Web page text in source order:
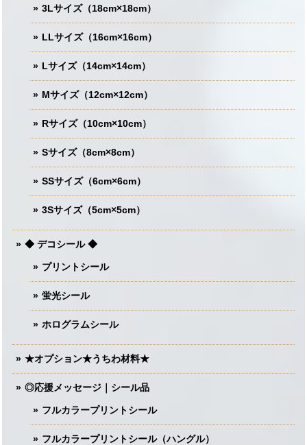
3Lサイズ（18cm×18cm）
LLサイズ（16cm×16cm）
Lサイズ（14cm×14cm）
Mサイズ（12cm×12cm）
Rサイズ（10cm×10cm）
Sサイズ（8cm×8cm）
SSサイズ（6cm×6cm）
3Sサイズ（5cm×5cm）
◆ デコシール ◆
プリントシール
蛍光シール
ホログラムシール
★オプション★うちわ材料★
◎応援メッセージ｜シール品
フルカラープリントシール
フルカラープリントシール（ハングル）